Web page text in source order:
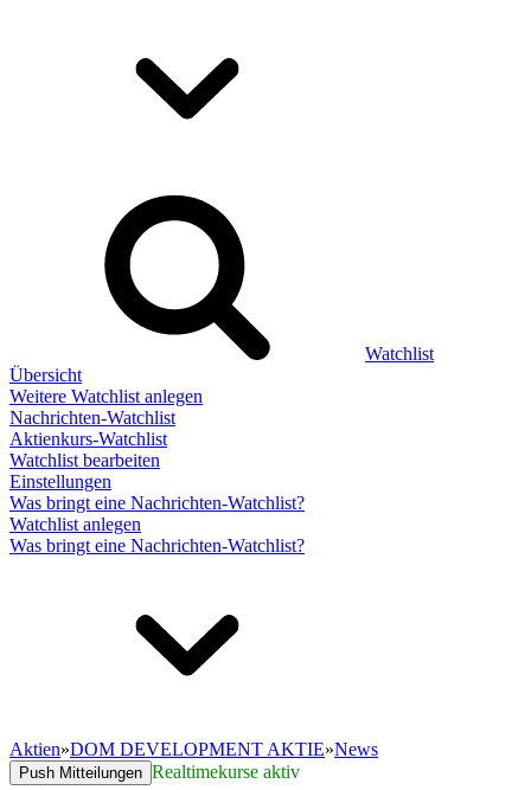
Watchlist
Übersicht
Weitere Watchlist anlegen
Nachrichten-Watchlist
Aktienkurs-Watchlist
Watchlist bearbeiten
Einstellungen
Was bringt eine Nachrichten-Watchlist?
Watchlist anlegen
Was bringt eine Nachrichten-Watchlist?
Aktien»DOM DEVELOPMENT AKTIE»News
Push Mitteilungen Realtimekurse aktiv